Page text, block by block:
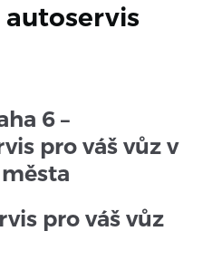
6 –
pro váš vůz v
pro váš vůz